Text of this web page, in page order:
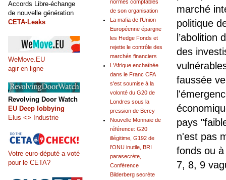
marché
politique
des
faussée
pays
n'est pas
fonds ou
7, 8, 9
normes comptables
de son organisation
La mafia de l'Union
Européenne épargne
les Hedge Fonds et
rejette le contrôle des
marchés financiers
L'Afrique enchaînée
dans le Franc CFA
s'est soumise à la
volonté du G20 de
Londres sous la
pression de Bercy
Nouvelle Monnaie de
référence: G20
illégitime, G192 de
l'ONU inutile, BRI
parasecrète,
Conférence
Bilderberg secrète
Accords Libre-échange
de nouvelle génération
CETA-Leaks
WeMove.EU
agir en ligne
Revolving Door Watch
EU Deep lobbying
Elus <> Industrie
Votre euro-député a voté
pour le CETA?